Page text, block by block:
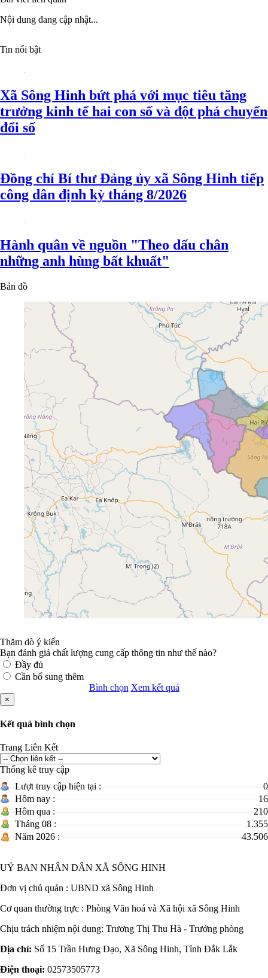
Nội dung đang cập nhật...
Tin nổi bật
Xã Sông Hinh bứt phá với mục tiêu tăng
trưởng kinh tế hai con số và đột phá chuyển
đổi số
Đồng chí Bí thư Đảng ủy xã Sông Hinh tiếp
công dân định kỳ tháng 8/2026
Hành quân về nguồn "Theo dấu chân
những anh hùng bất khuất"
Bản đồ
Thăm dò ý kiến
Bạn đánh giá chất lượng cung cấp thông tin như thế nào?
Đầy đủ
Cần bổ sung thêm
Bình chọn Xem kết quả
×
Kết quả bình chọn
Trang Liên Kết
Thống kê truy cập
Lượt truy cập hiện tại :
0
Hôm nay :
16
Hôm qua :
210
Tháng 08 :
1.355
Năm 2026 :
43.506
UỶ BAN NHÂN DÂN XÃ SÔNG HINH
Đơn vị chủ quản : UBND xã Sông Hinh
Cơ quan thường trực : Phòng Văn hoá và Xã hội xã Sông Hinh
Chịu trách nhiệm nội dung: Trương Thị Thu Hà - Trưởng phòng
Địa chỉ: Số 15 Trần Hưng Đạo, Xã Sông Hinh, Tỉnh Đắk Lắk
Điện thoại: 02573505773